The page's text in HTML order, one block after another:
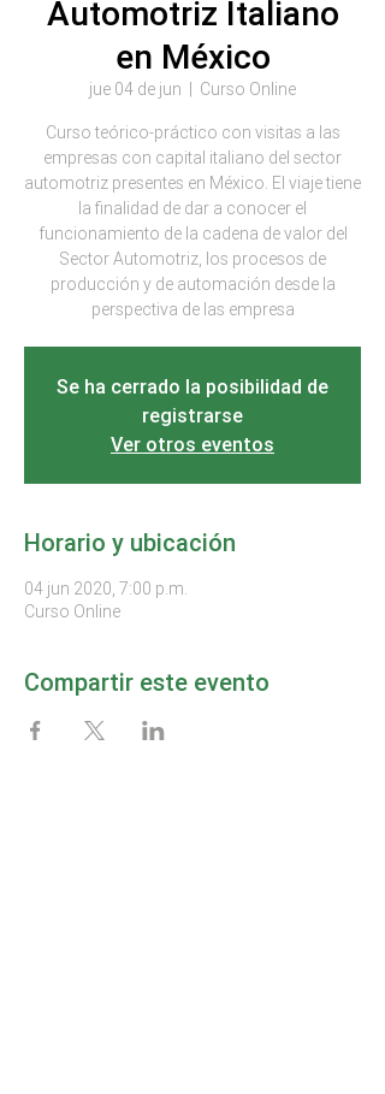
Automotriz Italiano
en México
jue 04 de jun
  |
Curso Online
Curso teórico-práctico con visitas a las
empresas con capital italiano del sector
automotriz presentes en México. El viaje tiene
la finalidad de dar a conocer el
funcionamiento de la cadena de valor del
Sector Automotriz, los procesos de
producción y de automación desde la
perspectiva de las empresa
Se ha cerrado la posibilidad de
registrarse
Ver otros eventos
Horario y ubicación
04 jun 2020, 7:00 p.m.
Curso Online
Compartir este evento